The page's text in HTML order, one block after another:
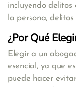
incluyendo
la persona,
¿Por Qué
Elegir a un
esencial, ya que
puede hacer